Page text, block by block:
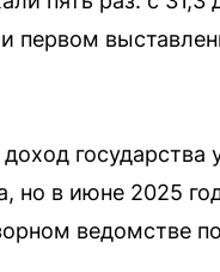
первом
но в июне 2025
ведомстве